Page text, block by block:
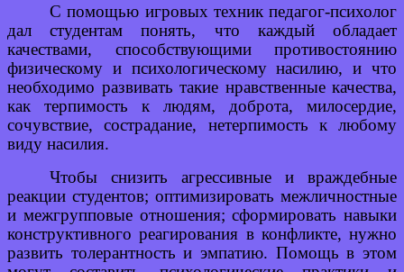
С помощью игровых техник педагог-психолог
дал студентам понять, что каждый обладает
качествами, способствующими противостоянию
физическому и психологическому насилию, и что
необходимо развивать такие нравственные качества,
как терпимость к людям, доброта, милосердие,
сочувствие, сострадание, нетерпимость к любому
виду насилия.
Чтобы снизить агрессивные и враждебные
реакции студентов; оптимизировать межличностные
и межгрупповые отношения; сформировать навыки
конструктивного реагирования в конфликте, нужно
развить толерантность и эмпатию. Помощь в этом